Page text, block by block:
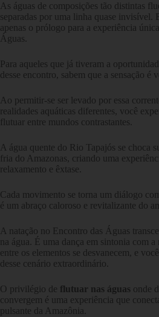
As águas de composições tão distintas
separadas por uma linha quase invisível.
apenas o prólogo para a experiência
Águas.
Para aqueles que já tiveram a
desse encontro, sabem que a sensação é
Ao permitir-se ser levado por essa
realidades aquáticas diferentes, você
flutuar entre mundos contrastantes.
A água quente do Rio Tapajós se choca
fria do Amazonas, criando uma
relaxamento e êxtase.
Cada movimento se torna um diálogo
é um abraço caloroso e revitalizante do
A natação no Encontro das Águas
na água. É uma dança em sintonia com
entre os elementos se desvanecem, e
desse cenário extraordinário.
O privilégio de flutuar nas águas onde
convergem é uma experiência que
pulsante da Amazônia.